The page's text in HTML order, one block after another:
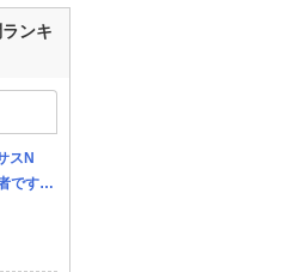
ンキ
スN
です。
ンルー
セレク